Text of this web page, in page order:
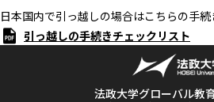
日本国内で引っ越しの場合はこちらの手続
引っ越しの手続きチェックリスト
法政大学グローバル教